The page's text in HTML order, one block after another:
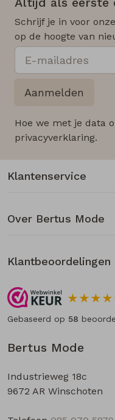
Schrijf je in voor
op de hoogte van
Aanmelden
Hoe we met je data
privacyverklaring.
Bertus Mode
Industrieweg 18c
9672 AR Winschoten
Klantenservice
Over Bertus Mode
Klantbeoordelingen
Gebaseerd op 58